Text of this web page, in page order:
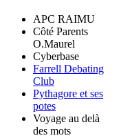
APC RAIMU
Côté Parents
O.Maurel
Cyberbase
Farrell Debating
Club
Pythagore et ses
potes
Voyage au delà
des mots